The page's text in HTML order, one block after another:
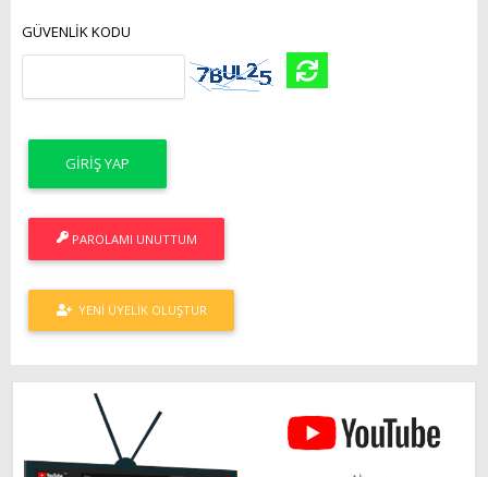
GÜVENLİK KODU
PAROLAMI UNUTTUM
YENI ÜYELIK OLUŞTUR